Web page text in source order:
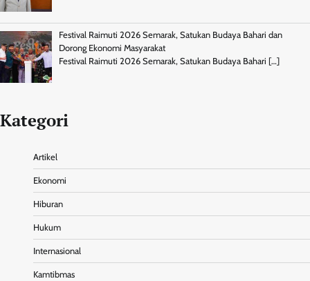
Festival Raimuti 2026 Semarak, Satukan Budaya Bahari dan
Dorong Ekonomi Masyarakat
Festival Raimuti 2026 Semarak, Satukan Budaya Bahari […]
Kategori
Artikel
Ekonomi
Hiburan
Hukum
Internasional
Kamtibmas